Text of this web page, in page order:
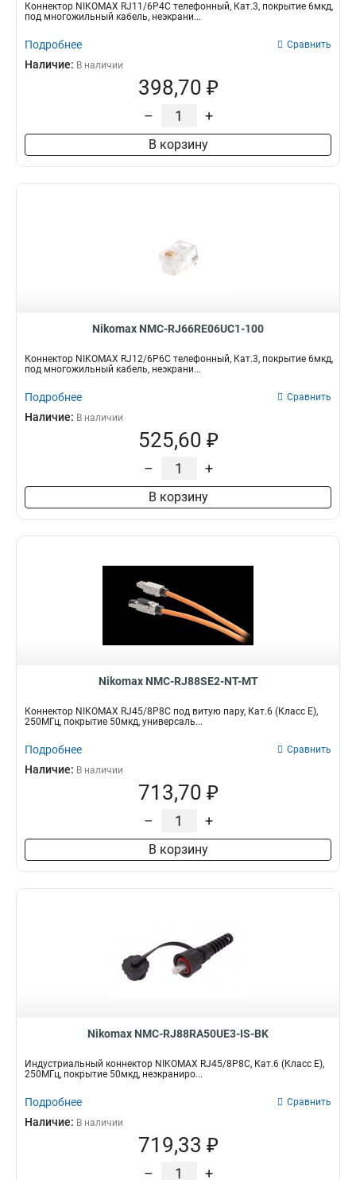
Коннектор NIKOMAX RJ11/6P4C телефонный, Кат.3, покрытие 6мкд,
под многожильный кабель, неэкрани...
Подробнее Сравнить
Наличие: В наличии
398,70 ₽
– +
В корзину
Nikomax NMC-RJ66RE06UC1-100
Коннектор NIKOMAX RJ12/6P6C телефонный, Кат.3, покрытие 6мкд,
под многожильный кабель, неэкрани...
Подробнее Сравнить
Наличие: В наличии
525,60 ₽
– +
В корзину
Nikomax NMC-RJ88SE2-NT-MT
Коннектор NIKOMAX RJ45/8P8C под витую пару, Кат.6 (Класс E),
250МГц, покрытие 50мкд, универсаль...
Подробнее Сравнить
Наличие: В наличии
713,70 ₽
– +
В корзину
Nikomax NMC-RJ88RA50UE3-IS-BK
Индустриальный коннектор NIKOMAX RJ45/8P8C, Кат.6 (Класс E),
250МГц, покрытие 50мкд, неэкраниро...
Подробнее Сравнить
Наличие: В наличии
719,33 ₽
– +